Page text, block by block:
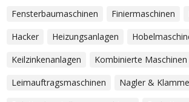
Fensterbaumaschinen
Finiermaschinen
Hacker
Heizungsanlagen
Keilzinkenanlagen
Kombinierte Maschinen
Leimauftragsmaschinen
Nagler &